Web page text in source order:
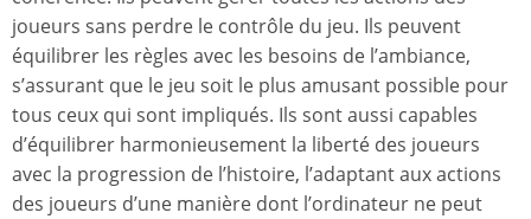
joueurs sans perdre le contrôle du jeu. Ils peuvent
équilibrer les règles avec les besoins de l’ambiance,
s’assurant que le jeu soit le plus amusant possible pour
tous ceux qui sont impliqués. Ils sont aussi capables
d’équilibrer harmonieusement la liberté des joueurs
avec la progression de l’histoire, l’adaptant aux actions
des joueurs d’une manière dont l’ordinateur ne peut